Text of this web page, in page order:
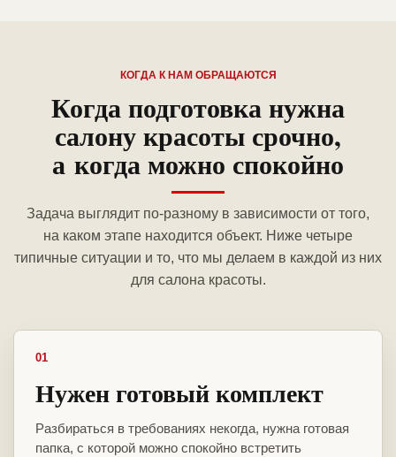
КОГДА К НАМ ОБРАЩАЮТСЯ
Когда подготовка нужна
салону красоты срочно,
а когда можно спокойно
Задача выглядит по-разному в зависимости от того,
на каком этапе находится объект. Ниже четыре
типичные ситуации и то, что мы делаем в каждой из них
для салона красоты.
01
Нужен готовый комплект
Разбираться в требованиях некогда, нужна готовая
папка, с которой можно спокойно встретить